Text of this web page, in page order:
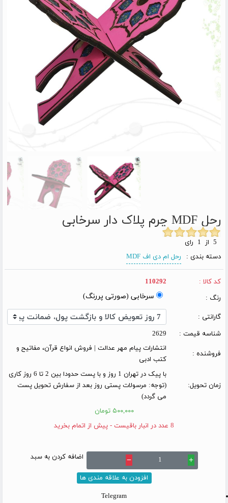
رحل MDF چرم پلاک دار سرخابی
دسته بندی :
رحل ام دی اف MDF
کد کالا :
110292
رنگ :
سرخابی (صورتی پررنگ)
گارانتی :
شناسه قیمت :
2629
فروشنده :
انتشارات پیام مهر عدالت | فروش انواع قرآن، مفاتیح و
کتب ادبی
زمان تحویل:
با پیک در تهران 1 روز و با پست حدودا بین 2 تا 6 روز کاری
(توجه: مرسولات پستی روز بعد از سفارش تحویل پست
می گردد)
۵۰۰,۰۰۰ تومان
8 عدد در انبار باقیست - پیش از اتمام بخرید
add
remove اضافه کردن به سبد
افزودن به علاقه مندی ها
Telegram